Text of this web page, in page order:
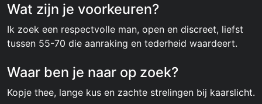
Wat zijn je voorkeuren?
Ik zoek een respectvolle man, open en discreet, liefst
tussen 55-70 die aanraking en tederheid waardeert.
Waar ben je naar op zoek?
Kopje thee, lange kus en zachte strelingen bij kaarslicht.